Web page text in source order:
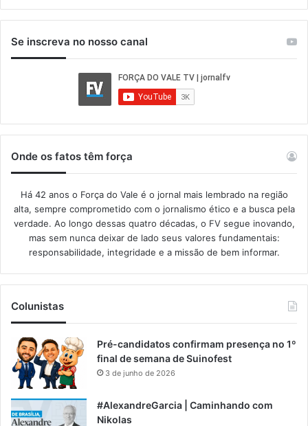
Se inscreva no nosso canal
Onde os fatos têm força
Há 42 anos o Força do Vale é o jornal mais lembrado na região
alta, sempre comprometido com o jornalismo ético e a busca pela
verdade. Ao longo dessas quatro décadas, o FV segue inovando,
mas sem nunca deixar de lado seus valores fundamentais:
responsabilidade, integridade e a missão de bem informar.​
Colunistas
Pré-candidatos confirmam presença no 1º
final de semana de Suinofest
3 de junho de 2026
#AlexandreGarcia | Caminhando com
Nikolas